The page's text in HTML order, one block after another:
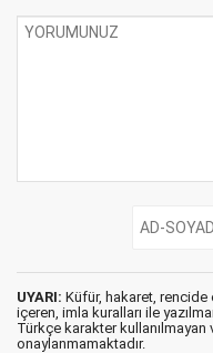
UYARI: Küfür, hakaret, rencide
içeren, imla kuralları ile
Türkçe karakter kullanılmayan
onaylanmamaktadır.